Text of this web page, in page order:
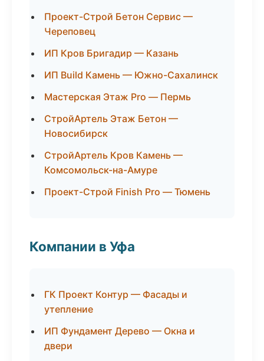
Проект-Строй Бетон Сервис —
Череповец
ИП Кров Бригадир — Казань
ИП Build Камень — Южно-Сахалинск
Мастерская Этаж Pro — Пермь
СтройАртель Этаж Бетон —
Новосибирск
СтройАртель Кров Камень —
Комсомольск-на-Амуре
Проект-Строй Finish Pro — Тюмень
Компании в Уфа
ГК Проект Контур — Фасады и
утепление
ИП Фундамент Дерево — Окна и
двери